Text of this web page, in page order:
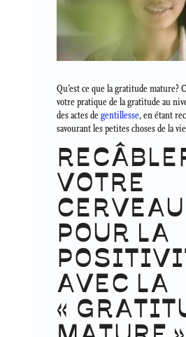
Qu’est ce que la gratitude mature?
votre pratique de la gratitude au
des actes degentillesse, en étant
savourant les petites choses de la
VOTRE
CERVEAU
POUR LA
AVEC LA
«